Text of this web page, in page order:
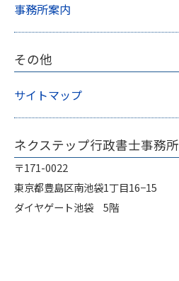
事務所案内
その他
サイトマップ
ネクステップ行政書士事務所
〒171-0022
東京都豊島区南池袋1丁目16−15
ダイヤゲート池袋 5階